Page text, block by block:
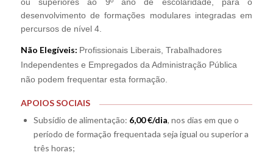
ou superiores ao 9º ano de escolaridade, para o
desenvolvimento de formações modulares integradas em
percursos de nível 4.
Não Elegíveis: Profissionais Liberais, Trabalhadores
Independentes e Empregados da Administração Pública
não podem frequentar esta formação.
APOIOS SOCIAIS
Subsídio de alimentação: 6,00 €/dia, nos dias em que o
período de formação frequentada seja igual ou superior a
três horas;